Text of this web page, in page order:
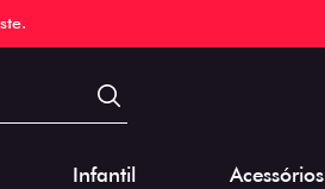
Infantil Acessórios